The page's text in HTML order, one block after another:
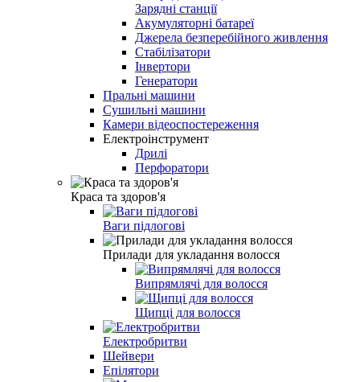
Зарядні станції
Акумуляторні батареї
Джерела безперебійного живлення
Стабілізатори
Інвертори
Генератори
Пральні машини
Сушильні машини
Камери відеоспостереження
Електроінструмент
Дрилі
Перфоратори
Краса та здоров'я
Ваги підлогові
Прилади для укладання волосся
Випрямлячі для волосся
Щипці для волосся
Електробритви
Шейвери
Епілятори